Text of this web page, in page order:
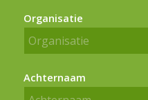
Organisatie
Achternaam